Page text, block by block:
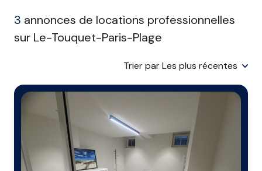
ESTIMATION
ACTUALITES
3 annonces de locations professionnelles
sur Le-Touquet-Paris-Plage
Trier par Les plus récentes